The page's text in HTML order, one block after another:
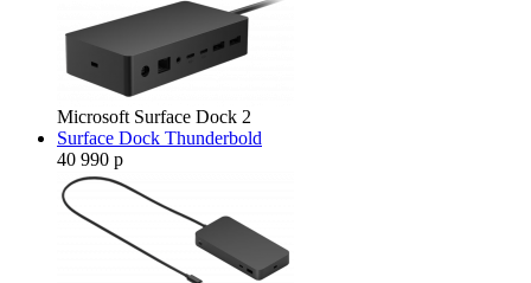
Microsoft Surface Dock 2
Surface Dock Thunderbold
40 990 р